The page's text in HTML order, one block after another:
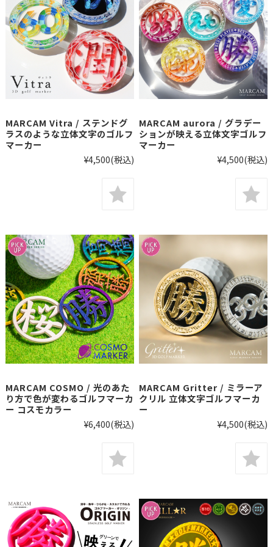
MARCAM Vitra / ステンドグ
ラスのような立体文字のゴルフ
マーカー
¥4,500(税込)
MARCAM aurora / グラデー
ションが映える立体文字ゴルフ
マーカー
¥4,500(税込)
MARCAM COSMO / 光のあた
り方で色が変わるゴルフマーカ
ー コスモカラー
¥6,400(税込)
MARCAM Gritter / ミラーア
クリル 立体文字ゴルフマーカ
ー
¥4,500(税込)